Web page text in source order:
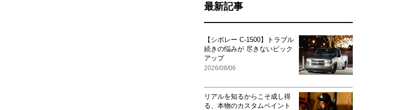
最新記事
【シボレー C-1500】トラブル
続きの悩みが 尽きないピック
アップ
2026/08/06
リアルを知るからこそ成し得
る、本物のカスタムペイント